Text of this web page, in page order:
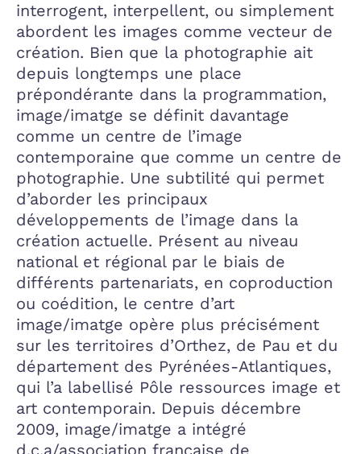
interrogent, interpellent, ou simplement
abordent les images comme vecteur de
création. Bien que la photographie ait
depuis longtemps une place
prépondérante dans la programmation,
image/imatge se définit davantage
comme un centre de l’image
contemporaine que comme un centre de
photographie. Une subtilité qui permet
d’aborder les principaux
développements de l’image dans la
création actuelle. Présent au niveau
national et régional par le biais de
différents partenariats, en coproduction
ou coédition, le centre d’art
image/imatge opère plus précisément
sur les territoires d’Orthez, de Pau et du
département des Pyrénées-Atlantiques,
qui l’a labellisé Pôle ressources image et
art contemporain. Depuis décembre
2009, image/imatge a intégré
d.c.a/association française de